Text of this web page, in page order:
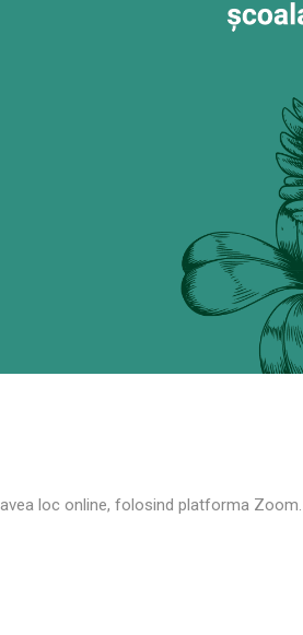
loc online, folosind platforma Zoom.